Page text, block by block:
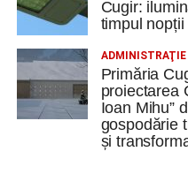
Cele două echipe se vor
având programat un
ultimul test înaintea
• Au evoluat
Metalurgistul Cugir: B.
Balaur, Sebaș (78,
Cugir:
timpul nopții
ADMINISTRAŢIE
Primăria
proiectarea
Ioan Mihu”
gospodărie
și